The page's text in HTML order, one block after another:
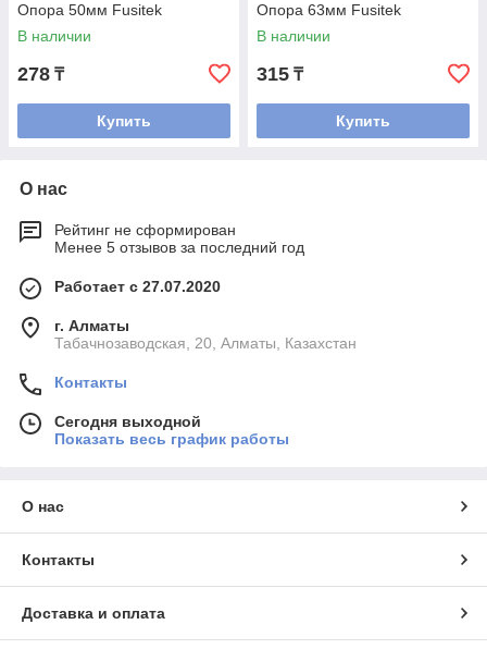
Опора 50мм Fusitek
В наличии
278 ₸
Купить
Опора 63мм Fusitek
В наличии
315 ₸
Купить
О нас
Рейтинг не сформирован
Менее 5 отзывов за последний год
Работает с 27.07.2020
г. Алматы
Табачнозаводская, 20, Алматы, Казахстан
Контакты
Сегодня выходной
Показать весь график работы
О нас
Контакты
Доставка и оплата